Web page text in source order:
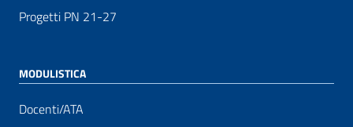
Progetti PN 21-27
MODULISTICA
Docenti/ATA